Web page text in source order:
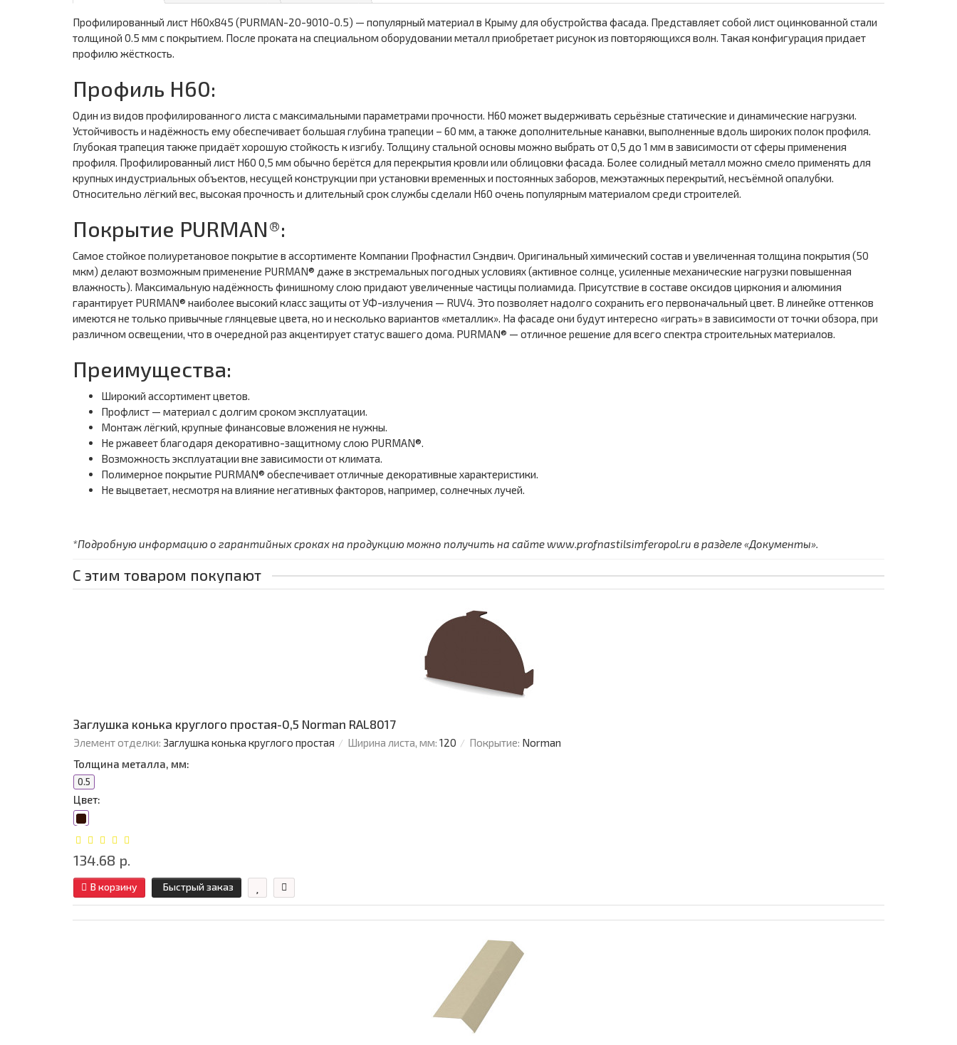
Профилированный лист Н60х845 (PURMAN-20-9010-0.5) — популярный материал в Крыму для обустройства фасада. Представляет собой лист оцинкованной стали
толщиной 0.5 мм с покрытием. После проката на специальном оборудовании металл приобретает рисунок из повторяющихся волн. Такая конфигурация придает
профилю жёсткость.
Профиль Н60:
Один из видов профилированного листа с максимальными параметрами прочности. Н60 может выдерживать серьёзные статические и динамические нагрузки.
Устойчивость и надёжность ему обеспечивает большая глубина трапеции – 60 мм, а также дополнительные канавки, выполненные вдоль широких полок профиля.
Глубокая трапеция также придаёт хорошую стойкость к изгибу. Толщину стальной основы можно выбрать от 0,5 до 1 мм в зависимости от сферы применения
профиля. Профилированный лист Н60 0,5 мм обычно берётся для перекрытия кровли или облицовки фасада. Более солидный металл можно смело применять для
крупных индустриальных объектов, несущей конструкции при установки временных и постоянных заборов, межэтажных перекрытий, несъёмной опалубки.
Относительно лёгкий вес, высокая прочность и длительный срок службы сделали Н60 очень популярным материалом среди строителей.
Покрытие PURMAN®:
Самое стойкое полиуретановое покрытие в ассортименте Компании Профнастил Сэндвич. Оригинальный химический состав и увеличенная толщина покрытия (50
мкм) делают возможным применение PURMAN® даже в экстремальных погодных условиях (активное солнце, усиленные механические нагрузки повышенная
влажность). Максимальную надёжность финишному слою придают увеличенные частицы полиамида. Присутствие в составе оксидов циркония и алюминия
гарантирует PURMAN® наиболее высокий класс защиты от УФ-излучения — RUV4. Это позволяет надолго сохранить его первоначальный цвет. В линейке оттенков
имеются не только привычные глянцевые цвета, но и несколько вариантов «металлик». На фасаде они будут интересно «играть» в зависимости от точки обзора, при
различном освещении, что в очередной раз акцентирует статус вашего дома. PURMAN® — отличное решение для всего спектра строительных материалов.
Преимущества:
Широкий ассортимент цветов.
Профлист — материал с долгим сроком эксплуатации.
Монтаж лёгкий, крупные финансовые вложения не нужны.
Не ржавеет благодаря декоративно-защитному слою PURMAN®.
Возможность эксплуатации вне зависимости от климата.
Полимерное покрытие PURMAN® обеспечивает отличные декоративные характеристики.
Не выцветает, несмотря на влияние негативных факторов, например, солнечных лучей.
*Подробную информацию о гарантийных сроках на продукцию можно получить на сайте www.profnastilsimferopol.ru в разделе «Документы».
С этим товаром покупают
Заглушка конька круглого простая-0,5 Norman RAL8017
Элемент отделки: Заглушка конька круглого простая Ширина листа, мм: 120 Покрытие: Norman
Толщина металла, мм:
0.5
Цвет:
134.68 р.
В корзину Быстрый заказ